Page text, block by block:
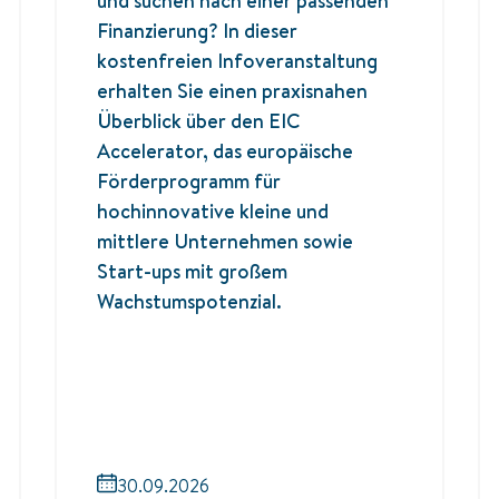
Finanzierung? In dieser
kostenfreien Infoveranstaltung
erhalten Sie einen praxisnahen
Überblick über den EIC
Accelerator, das europäische
Förderprogramm für
hochinnovative kleine und
mittlere Unternehmen sowie
Start-ups mit großem
Wachstumspotenzial.
30.09.2026